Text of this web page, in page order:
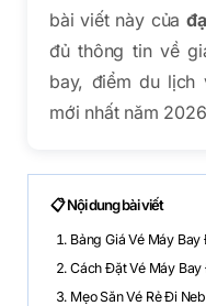
bài viết này của
đủ thông tin về
bay, điểm du lịch
mới nhất năm
📋 Nội dung bài viết
Bảng Giá Vé Máy
Cách Đặt Vé Máy
Mẹo Săn Vé Rẻ Đi